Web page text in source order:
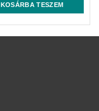
KOSÁRBA TESZEM